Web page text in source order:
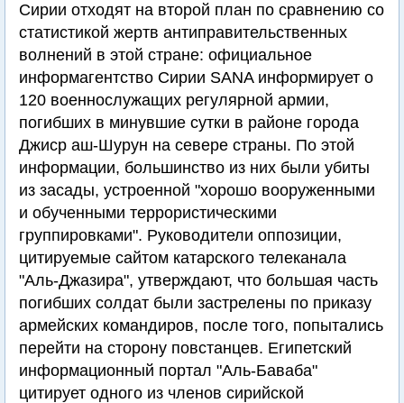
Сирии отходят на второй план по сравнению со
статистикой жертв антиправительственных
волнений в этой стране: официальное
информагентство Сирии SANA информирует о
120 военнослужащих регулярной армии,
погибших в минувшие сутки в районе города
Джиср аш-Шурун на севере страны. По этой
информации, большинство из них были убиты
из засады, устроенной "хорошо вооруженными
и обученными террористическими
группировками". Руководители оппозиции,
цитируемые сайтом катарского телеканала
"Аль-Джазира", утверждают, что большая часть
погибших солдат были застрелены по приказу
армейских командиров, после того, попытались
перейти на сторону повстанцев. Египетский
информационный портал "Аль-Баваба"
цитирует одного из членов сирийской